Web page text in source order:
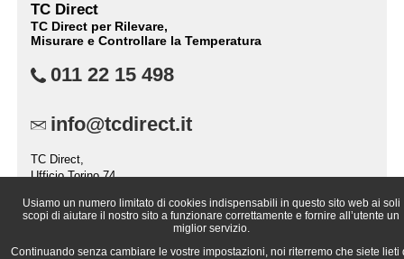
TC Direct
TC Direct per Rilevare,
Misurare e Controllare la Temperatura
011 22 15 498
info@tcdirect.it
TC Direct,
Ufficio Torino 74,
10151 TORINO (TO),
Italia
Usiamo un numero limitato di cookies indispensabili in questo sito web ai soli
scopi di aiutare il nostro sito a funzionare correttamente e fornire all’utente un
miglior servizio.
Continuando senza cambiare le vostre impostazioni, noi riterremo che siete lieti